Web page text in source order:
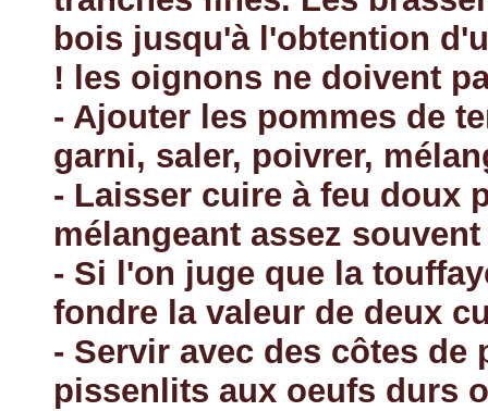
bois jusqu'à l'obtention
! les oignons ne doivent
- Ajouter les pommes de
garni, saler, poivrer,
- Laisser cuire à feu doux
mélangeant assez
- Si l'on juge que la
fondre la valeur de deux
- Servir avec des côtes de
pissenlits aux oeufs durs